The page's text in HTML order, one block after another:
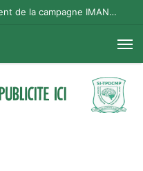
Les Têtes Pensantes : lancement de la campagne IMANA na BISO, Supporter Telema